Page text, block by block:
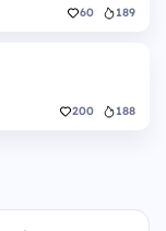
60 189
200 188